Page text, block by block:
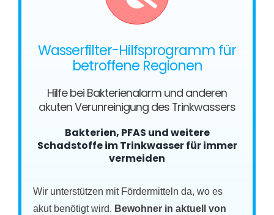
Wasserfilter-Hilfsprogramm für
betroffene Regionen
Hilfe bei Bakterienalarm und anderen
akuten Verunreinigung des Trinkwassers
Bakterien, PFAS und weitere
Schadstoffe im Trinkwasser für immer
vermeiden
Wir unterstützen mit Fördermitteln da, wo es
akut benötigt wird. Bewohner in aktuell von